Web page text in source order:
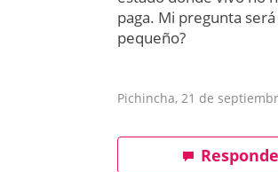
paga. Mi pregunta
pequeño?
Pichincha, 21 de